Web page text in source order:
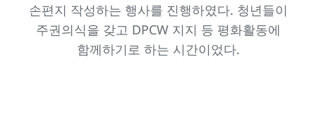
손편지 작성하는 행사를 진행하였다. 청년들이
주권의식을 갖고 DPCW 지지 등 평화활동에
함께하기로 하는 시간이었다.